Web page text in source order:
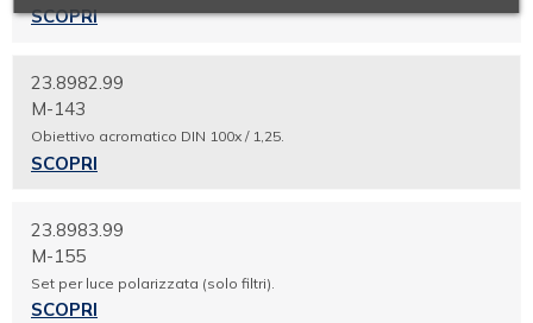
SCOPRI
23.8982.99
M-143
Obiettivo acromatico DIN 100x / 1,25.
SCOPRI
23.8983.99
M-155
Set per luce polarizzata (solo filtri).
SCOPRI